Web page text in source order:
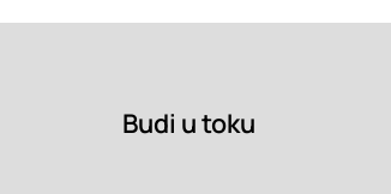
Budi u toku